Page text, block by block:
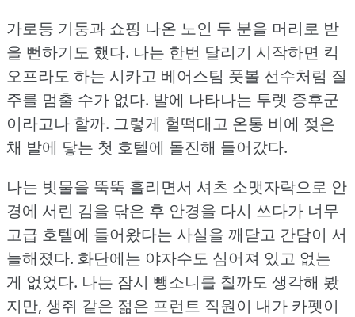
가로등 기둥과 쇼핑 나온 노인 두 분을 머리로 받
을 뻔하기도 했다. 나는 한번 달리기 시작하면 킥
오프라도 하는 시카고 베어스팀 풋볼 선수처럼 질
주를 멈출 수가 없다. 발에 나타나는 투렛 증후군
이라고나 할까. 그렇게 헐떡대고 온통 비에 젖은
채 발에 닿는 첫 호텔에 돌진해 들어갔다.
나는 빗물을 뚝뚝 흘리면서 셔츠 소맷자락으로 안
경에 서린 김을 닦은 후 안경을 다시 쓰다가 너무
고급 호텔에 들어왔다는 사실을 깨닫고 간담이 서
늘해졌다. 화단에는 야자수도 심어져 있고 없는
게 없었다. 나는 잠시 뺑소니를 칠까도 생각해 봤
지만, 생쥐 같은 젊은 프런트 직원이 내가 카펫이